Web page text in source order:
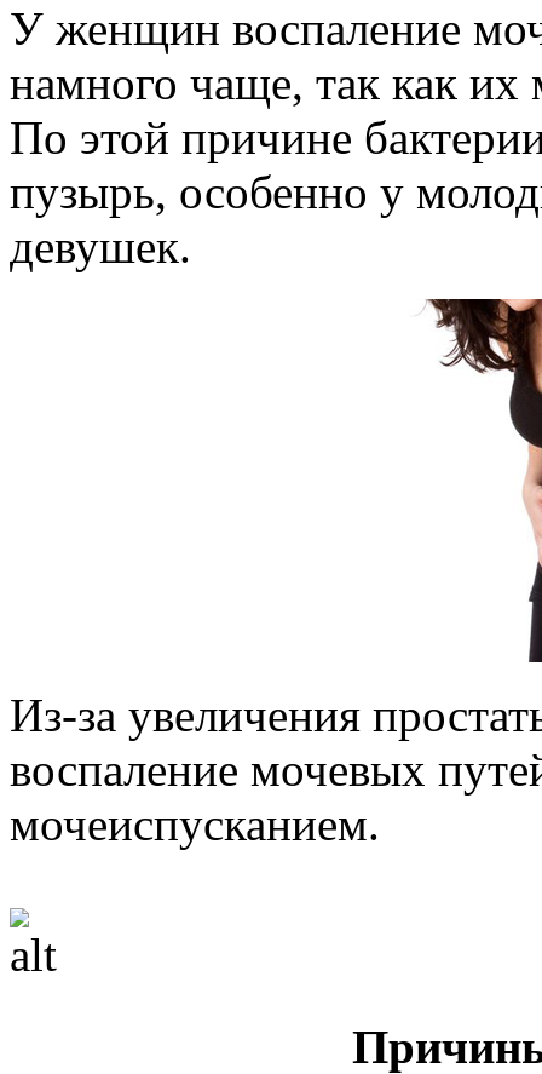
У женщин воспаление
намного чаще, так как
По этой причине
пузырь, особенно у
девушек.
Из-за увеличения
воспаление мочевых
мочеиспусканием.